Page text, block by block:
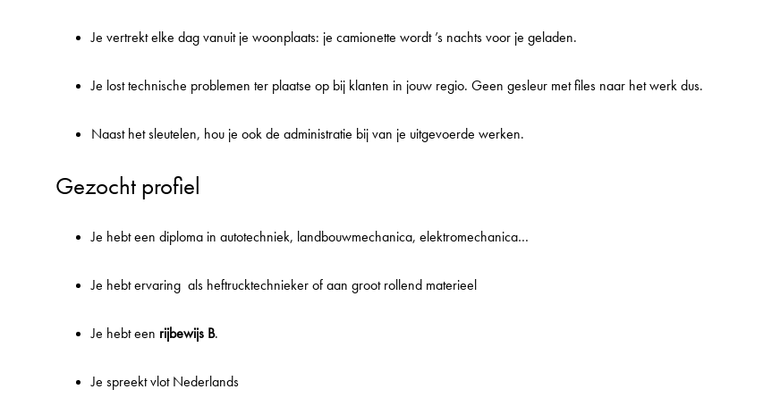
Je vertrekt elke dag vanuit je woonplaats: je camionette wordt ’s nachts voor je geladen.
Je lost technische problemen ter plaatse op bij klanten in jouw regio. Geen gesleur met files naar het werk dus.
Naast het sleutelen, hou je ook de administratie bij van je uitgevoerde werken.
Gezocht profiel
Je hebt een diploma in autotechniek, landbouwmechanica, elektromechanica…
Je hebt ervaring als heftrucktechnieker of aan groot rollend materieel
Je hebt een rijbewijs B.
Je spreekt vlot Nederlands